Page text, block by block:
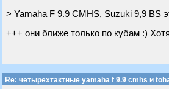
> Yamaha F 9.9 CMHS, Suzuki 9,9 BS
+++ они ближе только по кубам :)
Re: четырехтактные yamaha f 9.9 cmhs и